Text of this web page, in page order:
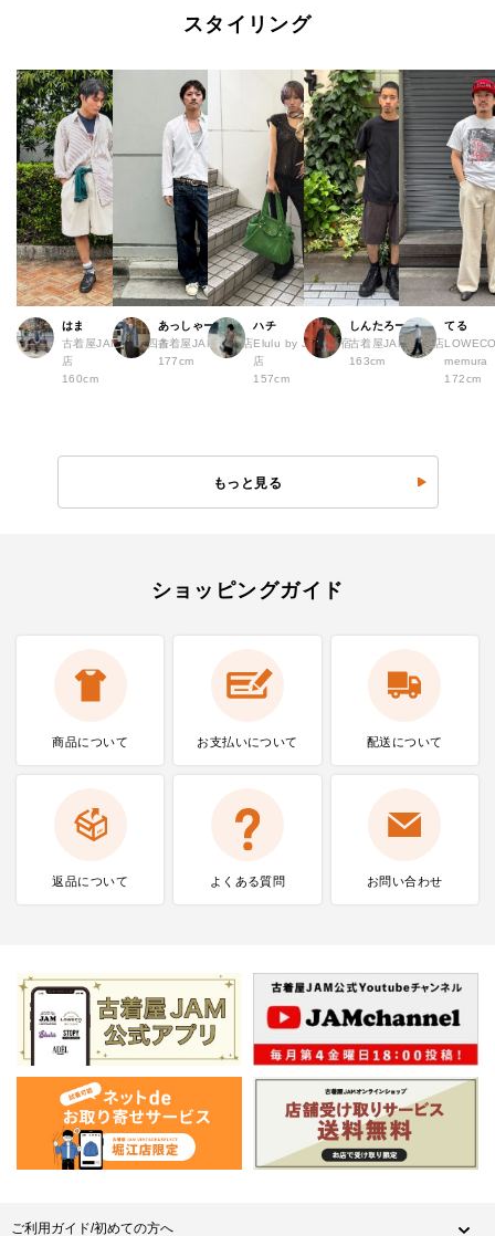
スタイリング
はま
古着屋JAM 京都四条
店
160cm
あっしゃー
古着屋JAM 原宿店
177cm
ハチ
Elulu by JAM 原宿
店
157cm
しんたろー
古着屋JAM 仙台店
163cm
てる
memura
172cm
もっと見る
ショッピングガイド
商品について お支払いについて 配送について
返品について よくある質問 お問い合わせ
ご利用ガイド/初めての方へ